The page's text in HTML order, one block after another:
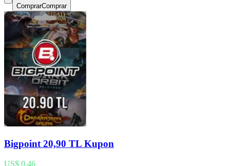
ComprarComprar
Bigpoint 20,90 TL Kupon
US$ 0,46